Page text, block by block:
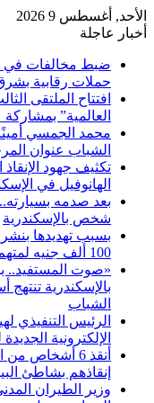
الأحد, أغسطس 9 2026
أخبار عاجلة
ضبط مخالفات في
حملات رقابية
افتتاح الملتقى
العالمية”
محمد الجمسي
الشباب عنوان
تكثيف جهود
الهانوفيل في
بعد صدمه بسيارته..
شخص بالإسكندرية
100 ألف جنيه لمتهم بالإسكندرية
«صوت المستفيد..
بالإسكندرية
الشباب
الرئيس التنفيذي
الإلكترونية الجديدة
أنقذ 6
إنقاذهم بشاطئ
وزير الطيران